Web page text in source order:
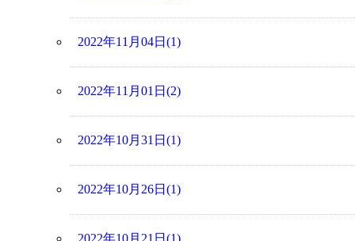
2022年11月04日(1)
2022年11月01日(2)
2022年10月31日(1)
2022年10月26日(1)
2022年10月21日(1)